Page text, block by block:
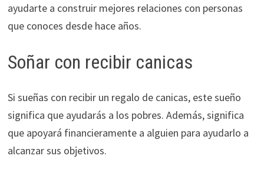
ayudarte a construir mejores relaciones con personas
que conoces desde hace años.
Soñar con recibir canicas
Si sueñas con recibir un regalo de canicas, este sueño
significa que ayudarás a los pobres. Además, significa
que apoyará financieramente a alguien para ayudarlo a
alcanzar sus objetivos.